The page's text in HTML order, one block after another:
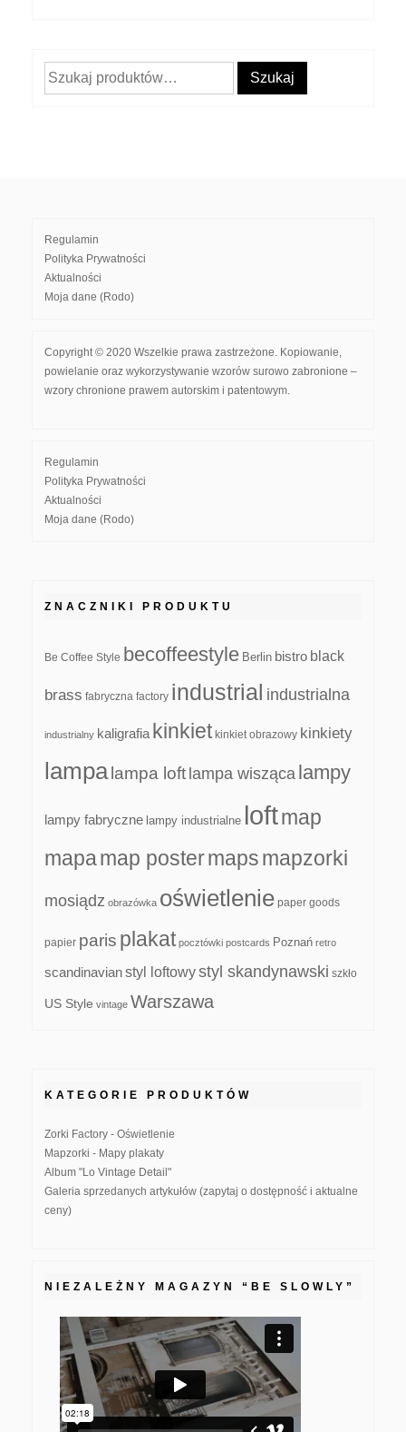
Szukaj: Szukaj
Regulamin
Polityka Prywatności
Aktualności
Moja dane (Rodo)
Copyright © 2020 Wszelkie prawa zastrzeżone. Kopiowanie,
powielanie oraz wykorzystywanie wzorów surowo zabronione –
wzory chronione prawem autorskim i patentowym.
Regulamin
Polityka Prywatności
Aktualności
Moja dane (Rodo)
ZNACZNIKI PRODUKTU
Be Coffee Style becoffeestyle Berlin bistro black
brass fabryczna factory industrial industrialna
industrialny kaligrafia kinkiet kinkiet obrazowy kinkiety
lampa lampa loft lampa wisząca lampy
lampy fabryczne lampy industrialne loftmap
mapamap postermapsmapzorki
mosiądz obrazówka oświetlenie paper goods
papier paris plakat pocztówki postcards Poznań retro
scandinavianstyl loftowystyl skandynawski szkło
US Style vintage Warszawa
KATEGORIE PRODUKTÓW
Zorki Factory - Oświetlenie
Mapzorki - Mapy plakaty
Album "Lo Vintage Detail"
Galeria sprzedanych artykułów (zapytaj o dostępność i aktualne
ceny)
NIEZALEŻNY MAGAZYN “BE SLOWLY”